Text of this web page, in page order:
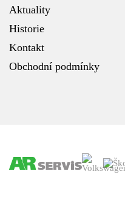
Aktuality
Historie
Kontakt
Obchodní podmínky